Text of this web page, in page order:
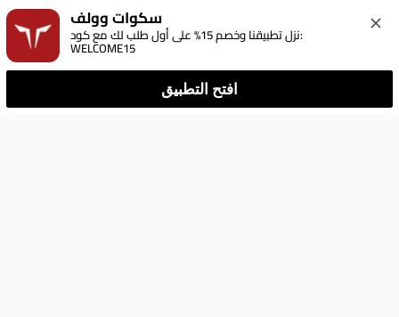
سكوات وولف
نزل تطبيقنا وخصم 15% على أول طلب لك مع كود:
WELCOME15
افتح التطبيق